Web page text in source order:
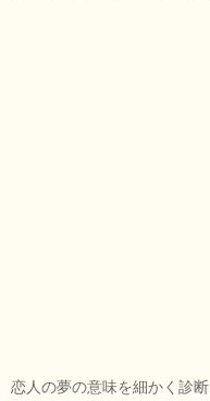
恋人の夢の意味を細かく診断